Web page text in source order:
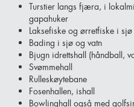
Turstier langs fjæra, i
gapahuker
Laksefiske og ørretfiske i
Bading i sjø og vatn
Bjugn idrettshall (håndball,
Svømmehall
Rulleskøytebane
Fosenhallen, ishall
Bowlinghall også med